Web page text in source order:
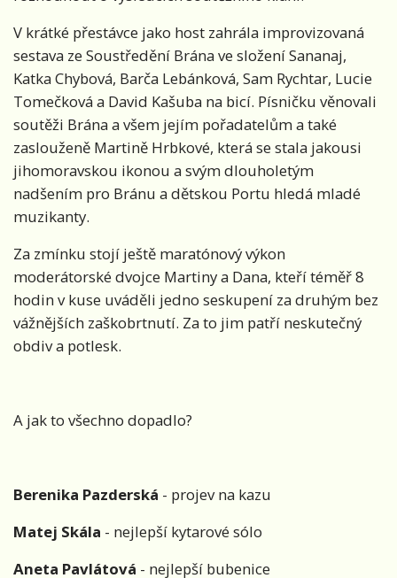
V krátké přestávce jako host zahrála improvizovaná
sestava ze Soustředění Brána ve složení Sananaj,
Katka Chybová, Barča Lebánková, Sam Rychtar, Lucie
Tomečková a David Kašuba na bicí. Písničku věnovali
soutěži Brána a všem jejím pořadatelům a také
zaslouženě Martině Hrbkové, která se stala jakousi
jihomoravskou ikonou a svým dlouholetým
nadšením pro Bránu a dětskou Portu hledá mladé
muzikanty.
Za zmínku stojí ještě maratónový výkon
moderátorské dvojce Martiny a Dana, kteří téměř 8
hodin v kuse uváděli jedno seskupení za druhým bez
vážnějších zaškobrtnutí. Za to jim patří neskutečný
obdiv a potlesk.
A jak to všechno dopadlo?
Berenika Pazderská - projev na kazu
Matej Skála - nejlepší kytarové sólo
Aneta Pavlátová - nejlepší bubenice